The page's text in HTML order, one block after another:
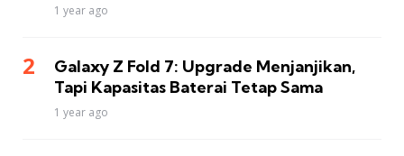
1 year ago
Galaxy Z Fold 7: Upgrade Menjanjikan,
Tapi Kapasitas Baterai Tetap Sama
1 year ago